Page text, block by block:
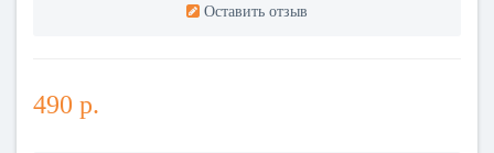
Оставить отзыв
490 р.